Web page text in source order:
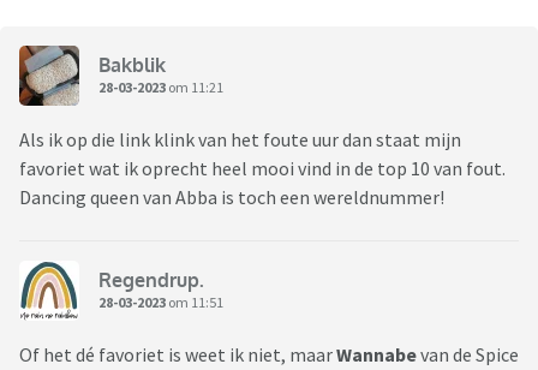
Bakblik
28-03-2023 om 11:21
Als ik op die link klink van het foute uur dan staat mijn
favoriet wat ik oprecht heel mooi vind in de top 10 van fout.
Dancing queen van Abba is toch een wereldnummer!
Regendrup.
28-03-2023 om 11:51
Of het dé favoriet is weet ik niet, maarWannabevan de Spice